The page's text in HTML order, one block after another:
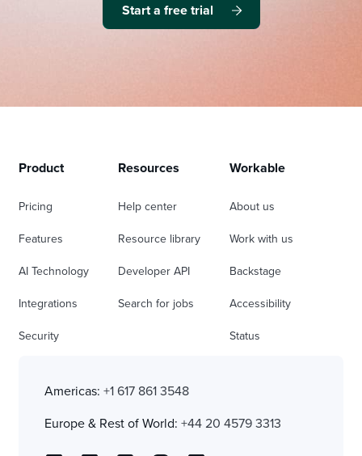
Start a free trial
Product
Pricing
Features
AI Technology
Integrations
Security
Resources
Help center
Resource library
Developer API
Search for jobs
Workable
About us
Work with us
Backstage
Accessibility
Status
Americas: +1 617 861 3548
Europe & Rest of World: +44 20 4579 3313